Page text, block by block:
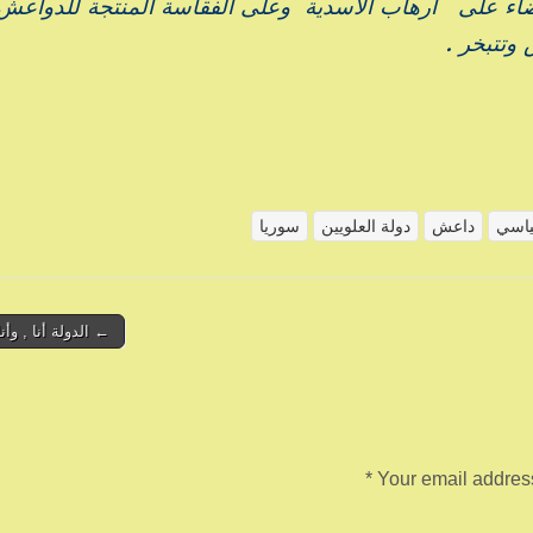
.
داعش دولة العلويين سوريا
← الدولة أنا ,
Your email
*